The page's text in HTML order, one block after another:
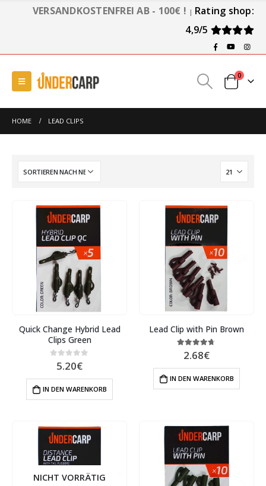
VERSANDKOSTENFREI AB - 100€ ! | Rating shop:
4,9/5
0
HOME LEAD CLIPS
Quick Change Hybrid Lead
Clips Green
out of 5
5.20€
IN DEN WARENKORB
Lead Clip with Pin Brown
4.60 out of 5
2.68€
IN DEN WARENKORB
NICHT VORRÄTIG